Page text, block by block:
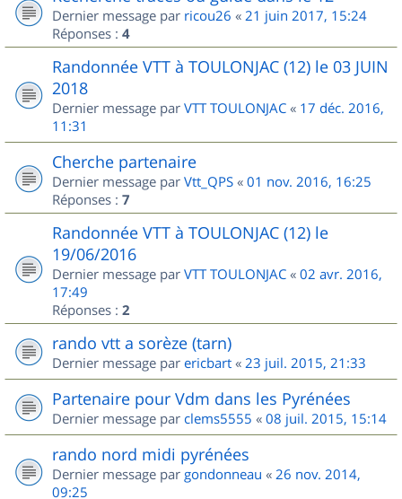
Dernier message par ricou26 « 21 juin 2017, 15:24
Réponses : 4
Randonnée VTT à TOULONJAC (12) le 03 JUIN
2018
Dernier message par VTT TOULONJAC « 17 déc. 2016,
11:31
Cherche partenaire
Dernier message par Vtt_QPS « 01 nov. 2016, 16:25
Réponses : 7
Randonnée VTT à TOULONJAC (12) le
19/06/2016
Dernier message par VTT TOULONJAC « 02 avr. 2016,
17:49
Réponses : 2
rando vtt a sorèze (tarn)
Dernier message par ericbart « 23 juil. 2015, 21:33
Partenaire pour Vdm dans les Pyrénées
Dernier message par clems5555 « 08 juil. 2015, 15:14
rando nord midi pyrénées
Dernier message par gondonneau « 26 nov. 2014,
09:25